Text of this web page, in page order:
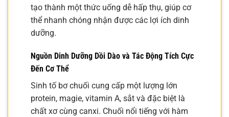
tạo thành một thức uống dễ hấp thụ, giúp cơ
thể nhanh chóng nhận được các lợi ích dinh
dưỡng.
Nguồn Dinh Dưỡng Dồi Dào và Tác Động Tích Cực
Đến Cơ Thể
Sinh tố bơ chuối cung cấp một lượng lớn
protein, magie, vitamin A, sắt và đặc biệt là
chất xơ cùng canxi. Chuối nổi tiếng với hàm